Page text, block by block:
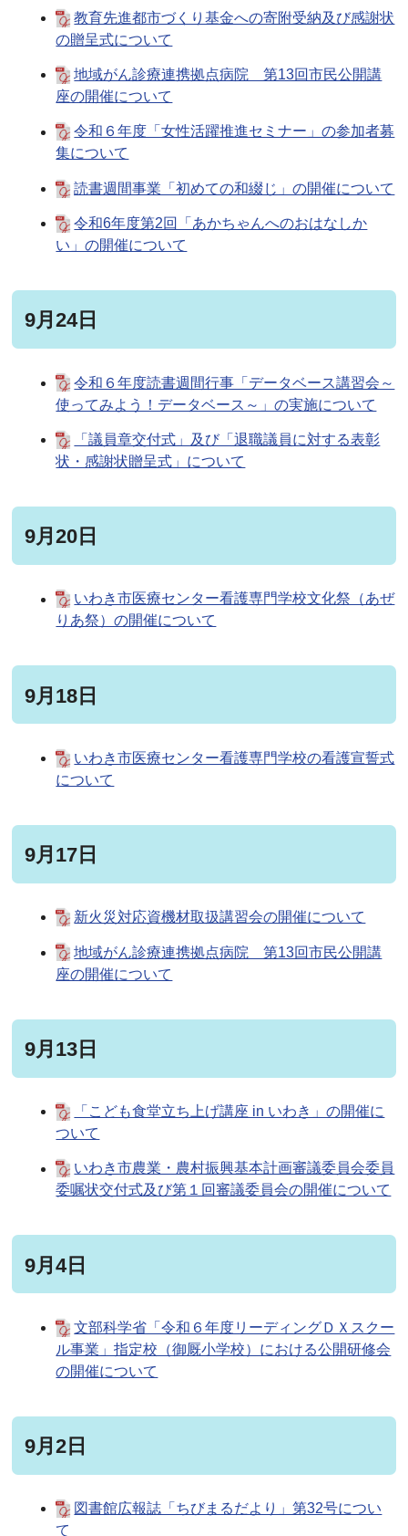
教育先進都市づくり基金への寄附受納及び感謝状
の贈呈式について
地域がん診療連携拠点病院 第13回市民公開講
座の開催について
令和６年度「女性活躍推進セミナー」の参加者募
集について
読書週間事業「初めての和綴じ」の開催について
令和6年度第2回「あかちゃんへのおはなしか
い」の開催について
9月24日
令和６年度読書週間行事「データベース講習会～
使ってみよう！データベース～」の実施について
「議員章交付式」及び「退職議員に対する表彰
状・感謝状贈呈式」について
9月20日
いわき市医療センター看護専門学校文化祭（あぜ
りあ祭）の開催について
9月18日
いわき市医療センター看護専門学校の看護宣誓式
について
9月17日
新火災対応資機材取扱講習会の開催について
地域がん診療連携拠点病院 第13回市民公開講
座の開催について
9月13日
「こども食堂立ち上げ講座 in いわき」の開催に
ついて
いわき市農業・農村振興基本計画審議委員会委員
委嘱状交付式及び第１回審議委員会の開催について
9月4日
文部科学省「令和６年度リーディングＤＸスクー
ル事業」指定校（御厩小学校）における公開研修会
の開催について
9月2日
図書館広報誌「ちびまるだより」第32号につい
て